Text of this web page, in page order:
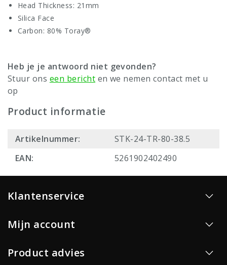
Head Thickness: 21mm
Silica Face
Carbon: 80% Toray®
Heb je je antwoord niet gevonden?
Stuur ons een bericht en we nemen contact met u
op
Product informatie
Artikelnummer:
STK-24-TR-80-38.5
EAN:
5261902402490
Klantenservice
Mijn account
Product advies